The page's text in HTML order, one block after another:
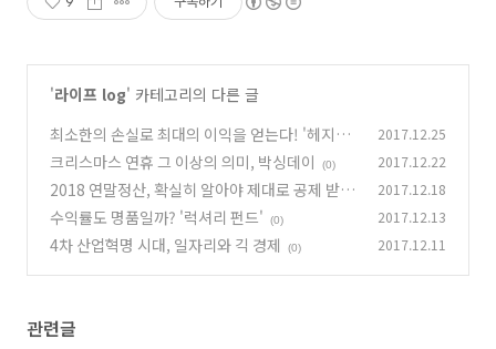
'라이프 log' 카테고리의 다른 글
최소한의 손실로 최대의 이익을 얻는다! '헤지펀
드'
(0)
2017.12.25
크리스마스 연휴 그 이상의 의미, 박싱데이 (0) 2017.12.22
2018 연말정산, 확실히 알아야 제대로 공제 받는
다!
(0)
2017.12.18
수익률도 명품일까? '럭셔리 펀드' (0) 2017.12.13
4차 산업혁명 시대, 일자리와 긱 경제 (0) 2017.12.11
관련글